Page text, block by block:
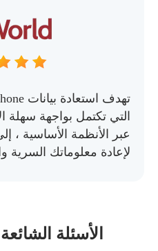
التي تكتمل بواجهة سهلة
عبر الأنظمة الأساسية ،
لإعادة معلوماتك السرية
الأسئلة